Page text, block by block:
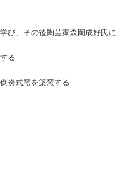
び、その後陶芸家森岡成好氏に
る
炎式窯を築窯する